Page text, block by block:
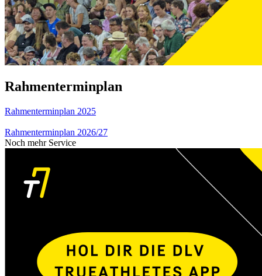
Rahmenterminplan
Rahmenterminplan 2025
Rahmenterminplan 2026/27
Noch mehr Service